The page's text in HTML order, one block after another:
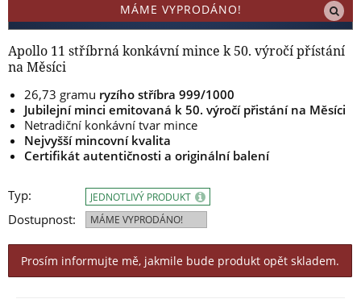
MÁME VYPRODÁNO!
Apollo 11 stříbrná konkávní mince k 50. výročí přístání
na Měsíci
26,73 gramu ryzího stříbra 999/1000
Jubilejní minci emitovaná k 50. výročí přistání na Měsíci
Netradiční konkávní tvar mince
Nejvyšší mincovní kvalita
Certifikát autentičnosti a originální balení
Typ:
Dostupnost:
JEDNOTLIVÝ PRODUKT
MÁME VYPRODÁNO!
Prosím informujte mě, jakmile bude produkt opět skladem.